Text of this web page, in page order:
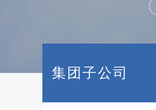
集团子公司